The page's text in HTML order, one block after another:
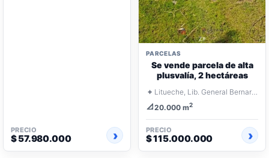
PRECIO
$ 57.980.000
PARCELAS
Se vende parcela de alta
plusvalía, 2 hectáreas
⌖
Litueche, Lib. General Bernardo O'Higgins
📐20.000 m2
PRECIO
$ 115.000.000